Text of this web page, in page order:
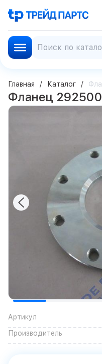
Главная Каталог
Фланец
Артикул
Производитель